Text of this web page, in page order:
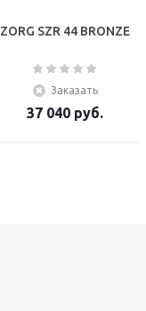
ZORG SZR 44 BRONZE
Заказать
37 040 руб.